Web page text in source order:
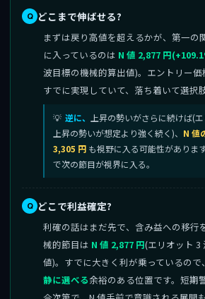
どこまで伸ばせる?
まずは戻り高値を超えるかが、第一の
に入っているのは N 値 2,877 円
波目標の機械的算出値)。エントリー
すでに実現していて、落ち着いて選択
逆に、
上昇の勢いがさらに続けば(
上昇の勢いが想定より強く続く)、 N 値
3,305 円 も視野に入る可能性がありま
で次の節目が視界に入る。
どこで利益確定?
利確の話はまだ先で、含み益への移行
械的節目は N 値 2,877 円(エリオット 3
値)。すでに大きく利が乗っているので、
静に選べる余裕のある位置です。短期